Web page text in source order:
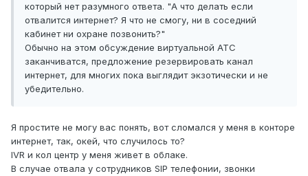
который нет разумного ответа. "А что делать если
отвалится интернет? Я что не смогу, ни в соседний
кабинет ни охране позвонить?"
Обычно на этом обсуждение виртуальной АТС
заканчиватся, предложение резервировать канал
интернет, для многих пока выглядит экзотически и не
убедительно.
Я простите не могу вас понять, вот сломался у меня в конторе
интернет, так, окей, что случилось то?
IVR и кол центр у меня живет в облаке.
В случае отвала у сотрудников SIP телефонии, звонки